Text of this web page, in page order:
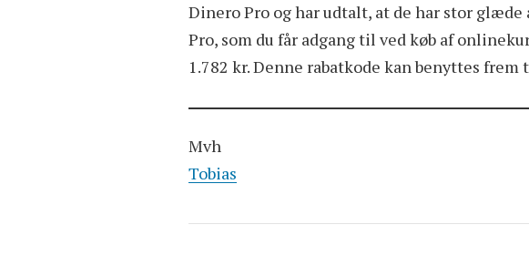
Dinero Pro og har udtalt, at de har stor
Pro, som du får adgang til ved køb af
1.782 kr. Denne rabatkode kan benyttes frem
Mvh
Tobias